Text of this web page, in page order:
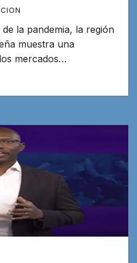
la pandemia, la región
muestra una
mercados…